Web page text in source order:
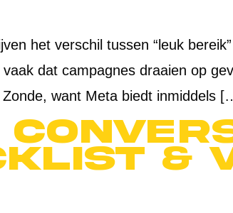
het verschil tussen “leuk
dat campagnes draaien op
want Meta biedt inmiddels
&